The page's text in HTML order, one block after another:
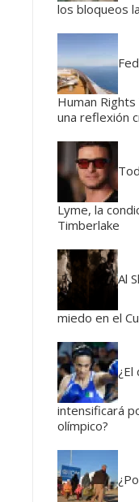
los bloqueos
Human Rights
una reflexión
Lyme, la
Timberlake
Al
miedo en el
intensificará
olímpico?